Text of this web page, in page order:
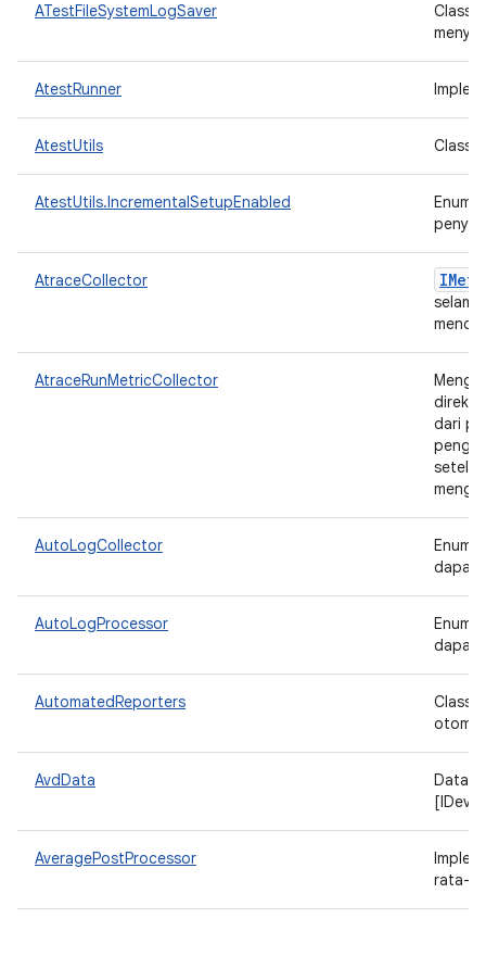
ATestFileSystemLogSaver
Class
AtestRunner
AtestUtils Class
AtestUtils.IncrementalSetupEnabled
Enum
AtraceCollector
AtraceRunMetricCollector
dari
AutoLogCollector
dapat
AutoLogProcessor
dapat
AutomatedReporters
Class
AvdData
Data
AveragePostProcessor
rata-